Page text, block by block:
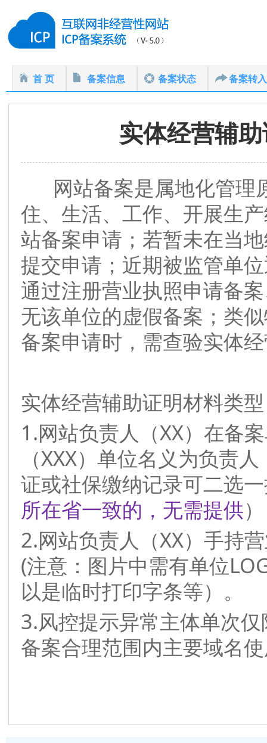
首 页 备案信息 备案状态 备案转入
实体经营辅
网站备案是属地化管理
住、生活、工作、开展生
站备案申请；若暂未在当
提交申请；近期被监管单
通过注册营业执照申请备
无该单位的虚假备案；类
备案申请时，需查验实体
实体经营辅助证明材料类
1.网站负责人（XX）在备
（XXX）单位名义为负责
证或社保缴纳记录可二选
所在省一致的，无需提供）
2.网站负责人（XX）手持
(注意：图片中需有单位
以是临时打印字条等）。
3.风控提示异常主体单次
备案合理范围内主要域名